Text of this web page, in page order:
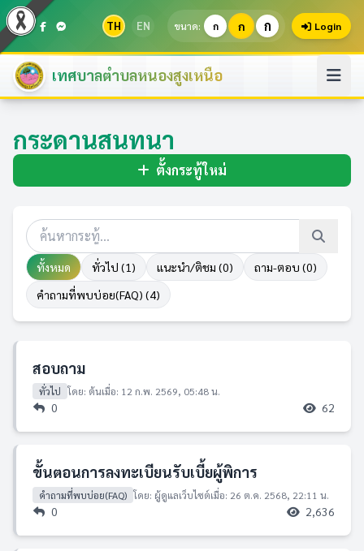
TH EN ขนาด: ก ก ก Login
เทศบาลตำบลหนองสูงเหนือ
กระดานสนทนา
ตั้งกระทู้ใหม่
ทั้งหมด ทั่วไป (1) แนะนำ/ติชม (0)
ถาม-ตอบ (0)
คำถามที่พบบ่อย(FAQ) (4)
สอบถาม
ทั่วไป โดย: ต้นเมื่อ: 12 ก.พ. 2569, 05:48 น.
0 62
ขั้นตอนการลงทะเบียนรับเบี้ยผู้พิการ
คำถามที่พบบ่อย(FAQ) โดย: ผู้ดูแลเว็บไซต์เมื่อ: 26 ต.ค. 2568, 22:11 น.
0 2,636